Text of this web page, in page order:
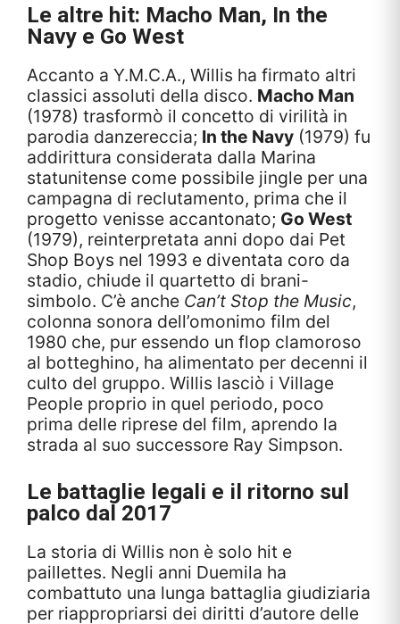
Le altre hit: Macho Man, In the
Navy e Go West
Accanto a Y.M.C.A., Willis ha firmato altri
classici assoluti della disco. Macho Man
(1978) trasformò il concetto di virilità in
parodia danzereccia; In the Navy (1979) fu
addirittura considerata dalla Marina
statunitense come possibile jingle per una
campagna di reclutamento, prima che il
progetto venisse accantonato; Go West
(1979), reinterpretata anni dopo dai Pet
Shop Boys nel 1993 e diventata coro da
stadio, chiude il quartetto di brani-
simbolo. C’è anche Can’t Stop the Music,
colonna sonora dell’omonimo film del
1980 che, pur essendo un flop clamoroso
al botteghino, ha alimentato per decenni il
culto del gruppo. Willis lasciò i Village
People proprio in quel periodo, poco
prima delle riprese del film, aprendo la
strada al suo successore Ray Simpson.
Le battaglie legali e il ritorno sul
palco dal 2017
La storia di Willis non è solo hit e
paillettes. Negli anni Duemila ha
combattuto una lunga battaglia giudiziaria
per riappropriarsi dei diritti d’autore delle